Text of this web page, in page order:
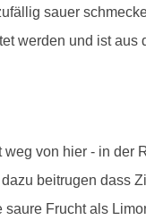
sauer
werden und ist
von hier - in
beitrugen dass
Frucht als